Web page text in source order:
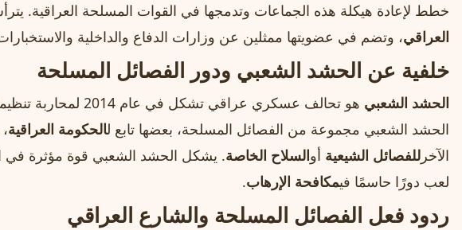
خطط لإعادة هيكلة هذه الجماعات وتدمجها في القوات المسلحة العراقية.
العراقي، وتضم في عضويتها ممثلين عن وزارات الدفاع والداخلية
خلفية عن الحشد الشعبي ودور الفصائل المسلحة
الحشد الشعبي هو تحالف عسكري عراقي تشكل في عام 2014 لمحاربة تنظيم
الحشد الشعبي مجموعة من الفصائل المسلحة، بعضها تابع لالحكومة العراقية
الآخر للفصائل الشيعية أوالسلاح الخاصة. يشكل الحشد الشعبي قوة مؤثرة في
لعب دورًا حاسمًا فيمكافحة الإرهاب.
ردود فعل الفصائل المسلحة والشارع العراقي